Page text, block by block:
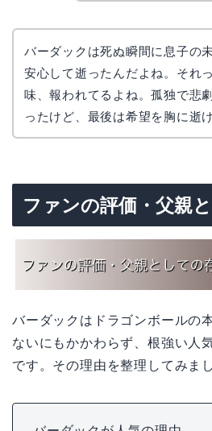
バーダックは死ぬ瞬間に息子の
安心して逝ったんだよね。それ
味、報われてるよね。孤独で悲
ったけど、最後は希望を胸に逝
ファンの評価・父親
バーダックはドラゴンボールの
ないにもかかわらず、根強い人
です。その理由を整理してみま